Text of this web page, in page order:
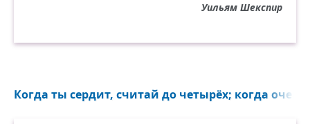
Уильям Шекспир
Когда ты сердит, считай до четырёх; когда очень